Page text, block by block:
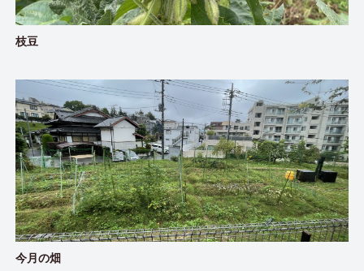
枝豆
今月の畑